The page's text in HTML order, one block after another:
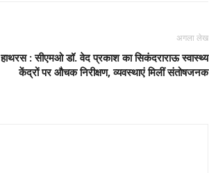
अगला लेख
हाथरस : सीएमओ डॉ. वेद प्रकाश का सिकंदराराऊ स्वास्थ्य
केंद्रों पर औचक निरीक्षण, व्यवस्थाएं मिलीं संतोषजनक